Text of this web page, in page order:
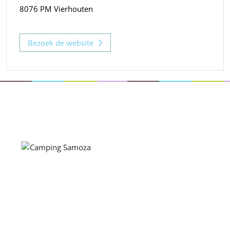
8076 PM Vierhouten
Bezoek de website